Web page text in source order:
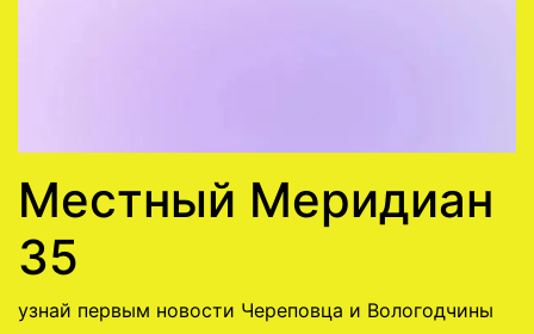
Местный Меридиан
35
узнай первым новости Череповца и Вологодчины